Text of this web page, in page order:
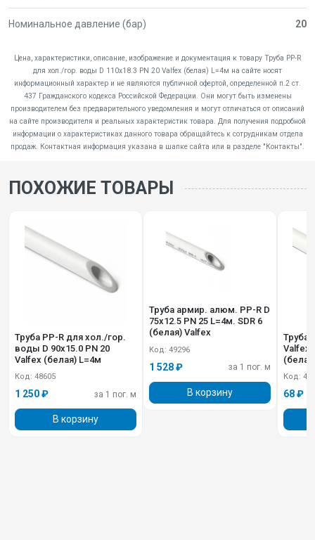
Номинальное давление (бар) 20
Цена, характеристики, описание, изображение и документация к товару Труба PP-R
для хол./гор. воды D 110х18.3 PN 20 Valfex (белая) L=4м на сайте носят
информационный характер и не являются публичной офертой, определенной п.2 ст.
437 Гражданского кодекса Российской Федерации. Они могут быть изменены
производителем без предварительного уведомления и могут отличаться от описаний
на сайте производителя и реальных характеристик товара. Для получения подробной
информации о характеристиках данного товара обращайтесь к сотрудникам отдела
продаж. Контактная информация указана в шапке сайта или в разделе "Контакты".
ПОХОЖИЕ ТОВАРЫ
Труба PP-R для хол./гор.
воды D 90х15.0 PN 20
Valfex (белая) L=4м
Код: 48605
1 250 ₽ за 1 пог. м
В корзину
Труба армир. алюм. PP-R D
75х12.5 PN 25 L=4м. SDR 6
(белая) Valfex
Код: 49296
1 528 ₽ за 1 пог. м
В корзину
Труба
Valfex D 20х3.4
Код:
68 ₽